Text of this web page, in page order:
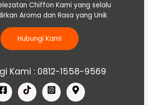
Chiffon Kami yang selalu
Aroma dan Rasa yang Unik
Hubungi Kami
Kami : 0812-1558-9569